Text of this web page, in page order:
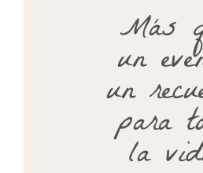
Más
un
un
para
la